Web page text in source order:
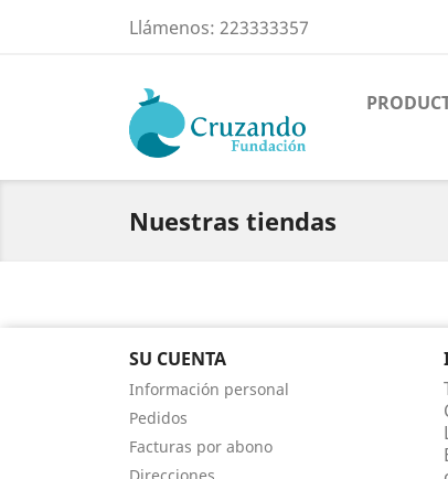
Llámenos: 223333357
Nuestras tiendas
SU CUENTA
Información personal
Pedidos
Facturas por abono